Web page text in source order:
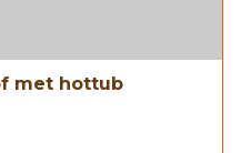
met hottub